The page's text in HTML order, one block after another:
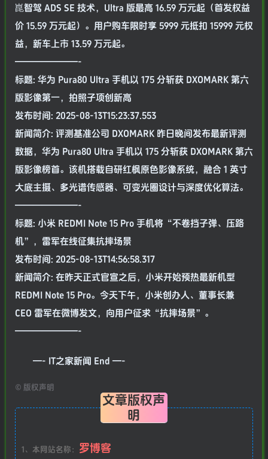
崑智驾 ADS SE 技术，Ultra 版最高 16.59 万元起（首发权益
价 15.59 万元起）。用户购车限时享 5999 元抵扣 15999 元权
益，新车上市 13.59 万元起。
———————-
标题: 华为 Pura80 Ultra 手机以 175 分斩获 DXOMARK 第六
版影像第一，拍照子项创新高
发布时间: 2025-08-13T15:23:37.553
新闻简介: 评测基准公司 DXOMARK 昨日晚间发布最新评测
数据，华为 Pura80 Ultra 手机以 175 分斩获 DXOMARK 第六
版影像榜首。该机搭载自研红枫原色影像系统，融合 1 英寸
大底主摄、多光谱传感器、可变光圈设计与深度优化算法。
———————-
标题: 小米 REDMI Note 15 Pro 手机将“不卷挡子弹、压路
机”，雷军在线征集抗摔场景
发布时间: 2025-08-13T14:56:58.317
新闻简介: 在昨天正式官宣之后，小米开始预热最新机型
REDMI Note 15 Pro。今天下午，小米创办人、董事长兼
CEO 雷军在微博发文，向用户征求“抗摔场景”。
———————-
—- IT之家新闻 End —-
© 版权声明
文章版权声
明
1、本网站名称： 罗博客